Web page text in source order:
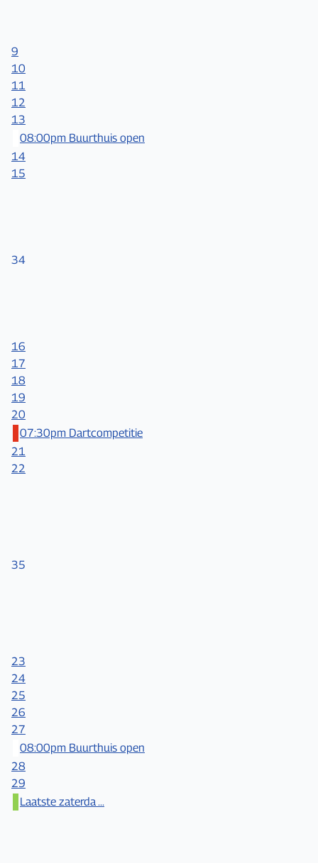
9
10
11
12
13
08:00pm Buurthuis open
14
15
34
16
17
18
19
20
07:30pm Dartcompetitie
21
22
35
23
24
25
26
27
08:00pm Buurthuis open
28
29
Laatste zaterda ...